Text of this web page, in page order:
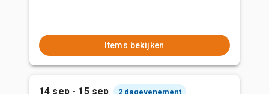
Items bekijken
14 sep - 15 sep 2 dagevenement